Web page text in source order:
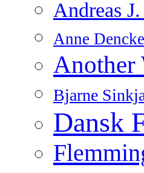
Andreas
Anne
Another
Bjarne
Dansk